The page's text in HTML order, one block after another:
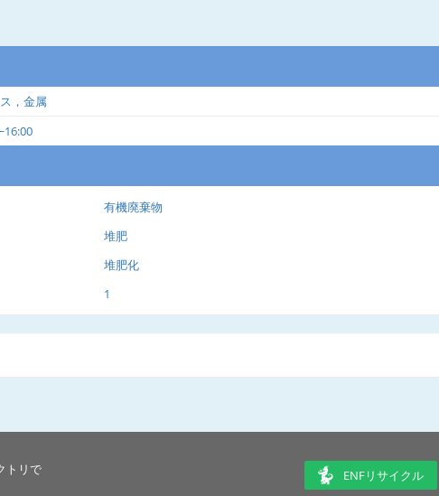
，金属
有機廃棄物
堆肥
堆肥化
1
トリで
ENFリサイクル